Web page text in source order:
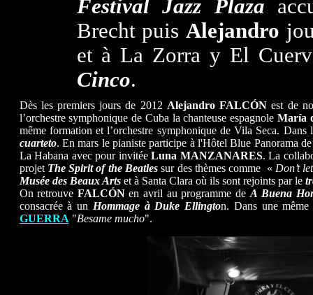
Festival Jazz Plaza
Brecht puis Alejandro
et à La Zorra y El
Cinco.
Dès les premiers jours de 2012 Alejandro FALCÓN est de
l’orchestre symphonique de Cuba la chanteuse espagnole María
même formation et l’orchestre symphonique de Vila Seca. Dans
cuarteto. En mars le pianiste participe à l'Hôtel Blue Panorama
La Habana avec pour invitée Luna MANZANARES. La
projet The Spirit of the Beatlessur des thèmes comme « Don’t
Musée des Beaux Arts et à Santa Clara où ils sont rejoints par le
On retrouve FALCÓNen avril au programme de A Buena
consacrée à un Hommage à Duke Ellington. Dans une
GUERRA "Besame mucho".